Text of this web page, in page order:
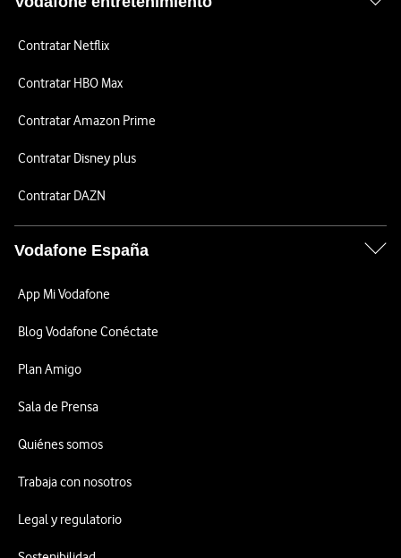
Contratar Netflix
Contratar HBO Max
Contratar Amazon Prime
Contratar Disney plus
Contratar DAZN
Vodafone España
App Mi Vodafone
Blog Vodafone Conéctate
Plan Amigo
Sala de Prensa
Quiénes somos
Trabaja con nosotros
Legal y regulatorio